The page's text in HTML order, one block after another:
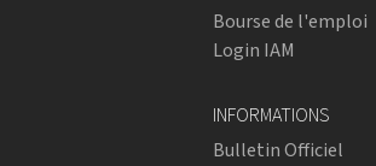
Bourse de l'emploi
Login IAM
INFORMATIONS
Bulletin Officiel